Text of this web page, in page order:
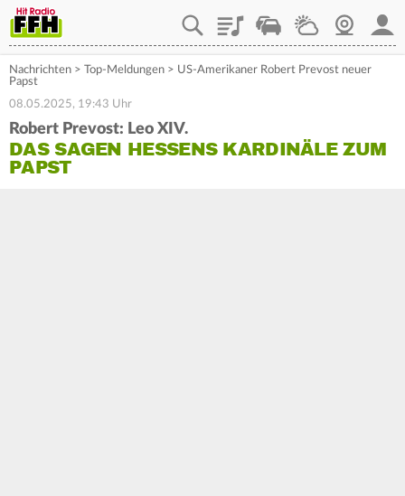
PlaylistStaupilotWetterWebcam
Nachrichten > Top-Meldungen > US-Amerikaner Robert Prevost neuer
Papst
08.05.2025, 19:43 Uhr
Robert Prevost: Leo XIV.
DAS SAGEN HESSENS KARDINÄLE ZUM
PAPST